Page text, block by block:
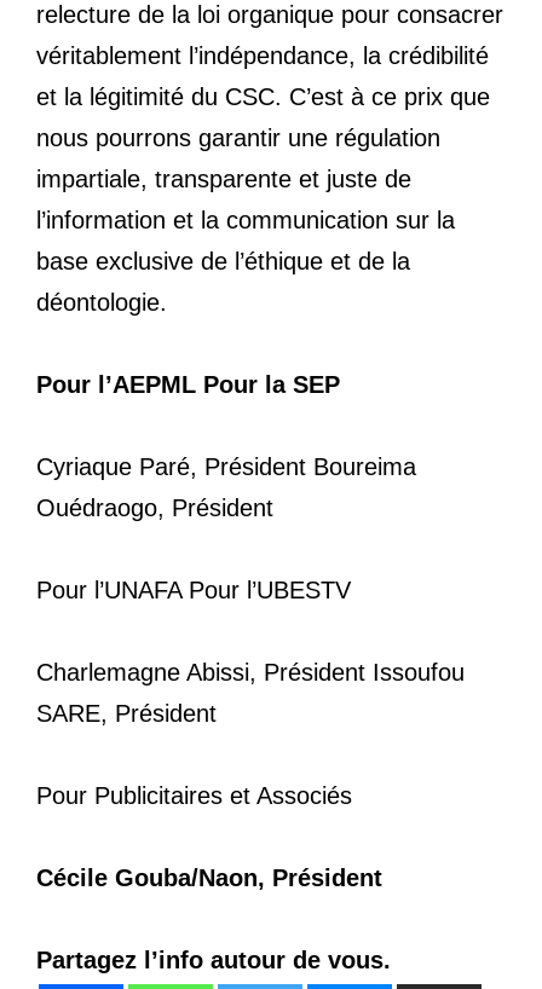
relecture de la loi organique pour consacrer
véritablement l’indépendance, la crédibilité
et la légitimité du CSC. C’est à ce prix que
nous pourrons garantir une régulation
impartiale, transparente et juste de
l’information et la communication sur la
base exclusive de l’éthique et de la
déontologie.
Pour l’AEPML Pour la SEP
Cyriaque Paré, Président Boureima
Ouédraogo, Président
Pour l’UNAFA Pour l’UBESTV
Charlemagne Abissi, Président Issoufou
SARE, Président
Pour Publicitaires et Associés
Cécile Gouba/Naon, Président
Partagez l’info autour de vous.